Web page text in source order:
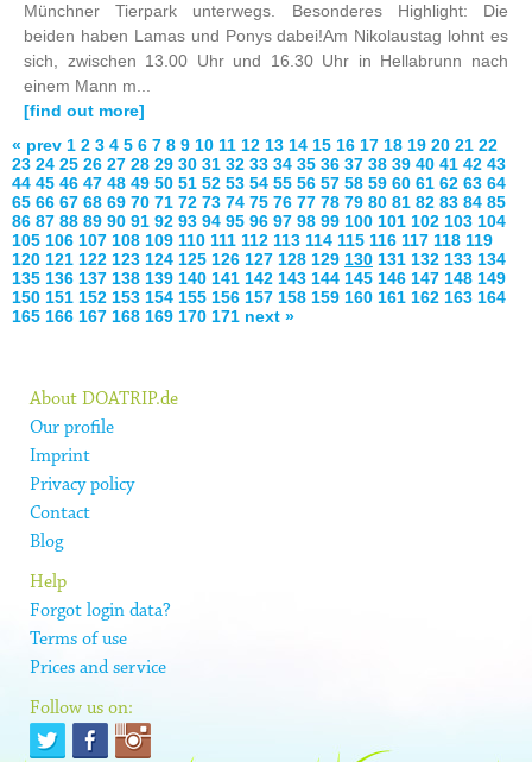
Münchner Tierpark unterwegs. Besonderes Highlight: Die
beiden haben Lamas und Ponys dabei!Am Nikolaustag lohnt es
sich, zwischen 13.00 Uhr und 16.30 Uhr in Hellabrunn nach
einem Mann m...
[find out more]
« prev 1 2 3 4 5 6 7 8 9 10 11 12 13 14 15 16 17 18 19 20 21 22
23 24 25 26 27 28 29 30 31 32 33 34 35 36 37 38 39 40 41 42 43
44 45 46 47 48 49 50 51 52 53 54 55 56 57 58 59 60 61 62 63 64
65 66 67 68 69 70 71 72 73 74 75 76 77 78 79 80 81 82 83 84 85
86 87 88 89 90 91 92 93 94 95 96 97 98 99 100 101 102 103 104
105 106 107 108 109 110 111 112 113 114 115 116 117 118 119
120 121 122 123 124 125 126 127 128 129 130 131 132 133 134
135 136 137 138 139 140 141 142 143 144 145 146 147 148 149
150 151 152 153 154 155 156 157 158 159 160 161 162 163 164
165 166 167 168 169 170 171 next »
About DOATRIP.de
Our profile
Imprint
Privacy policy
Contact
Blog
Help
Forgot login data?
Terms of use
Prices and service
Follow us on: